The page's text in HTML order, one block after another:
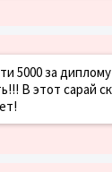
5000 за
В этот сарай